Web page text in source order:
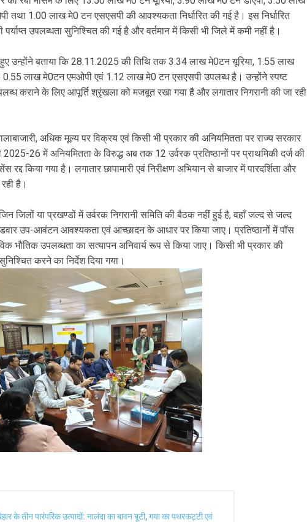
1.00 लाख मे0 टन एसएसपी की आवश्यकता निर्धारित की गई है। इस निर्धारित
उपलब्धता सुनिश्चित की गई है और वर्तमान में किसी भी जिले में कमी नहीं है।
उन्होंने बताया कि 28.11.2025 की तिथि तक 3.34 लाख मे0टन यूरिया, 1.55 लाख
लाख मे0टन एमओपी एवं 1.12 लाख मे0 टन एसएसपी उपलब्ध है। उन्होंने स्पष्ट
कराने के लिए आपूर्ति श्रृंखला को मजबूत रखा गया है और लगातार निगरानी की जा रही
अधिक मूल्य पर विक्रय एवं किसी भी प्रकार की अनियमितता पर राज्य सरकार
2025-26 में अनियमितता के विरुद्ध अब तक 12 उर्वरक प्रतिष्ठानों पर प्राथमिकी दर्ज की
किया गया है। लगातार छापामारी एवं निरीक्षण अभियान से बाजार में पारदर्शिता और
है।
जिन जिलों या प्रखण्डों में उर्वरक निगरानी समिति की बैठक नहीं हुई है, वहाँ जल्द से जल्द
उप-आवंटन आवश्यकता एवं आच्छादन के आधार पर किया जाए। प्रतिष्ठानों में पॉस
भौतिक उपलब्धता का सत्यापन अनिवार्य रूप से किया जाए। किसी भी प्रकार की
करने का निर्देश दिया गया।
के तीन पारंपरिक उत्पादों: नालंदा का बावन बूटी, गया का पथरकट्टी एवं